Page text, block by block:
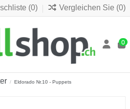
(0) Vergleichen Sie (0)
0
Eldorado Nr.10 - Puppets